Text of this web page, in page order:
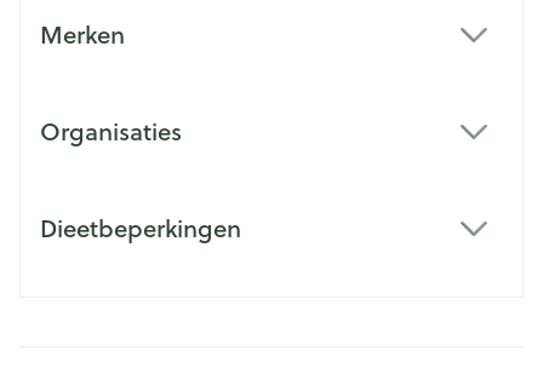
Merken
Organisaties
Dieetbeperkingen